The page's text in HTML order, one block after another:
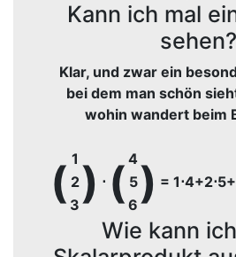
Kann ich mal
sehen?
Klar, und zwar ein
bei dem man schön
wohin wandert beim
( 1 )
2
3
⋅ ( 4)
5
6
=
Wie kann